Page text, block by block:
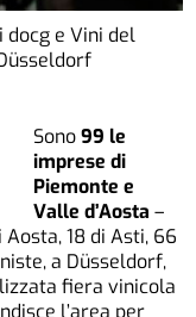
docg e Vini del
Sono99 le
imprese di
Piemonte e
Valle d’Aosta –
18 di Asti, 66
a Düsseldorf,
fiera vinicola
l’area per